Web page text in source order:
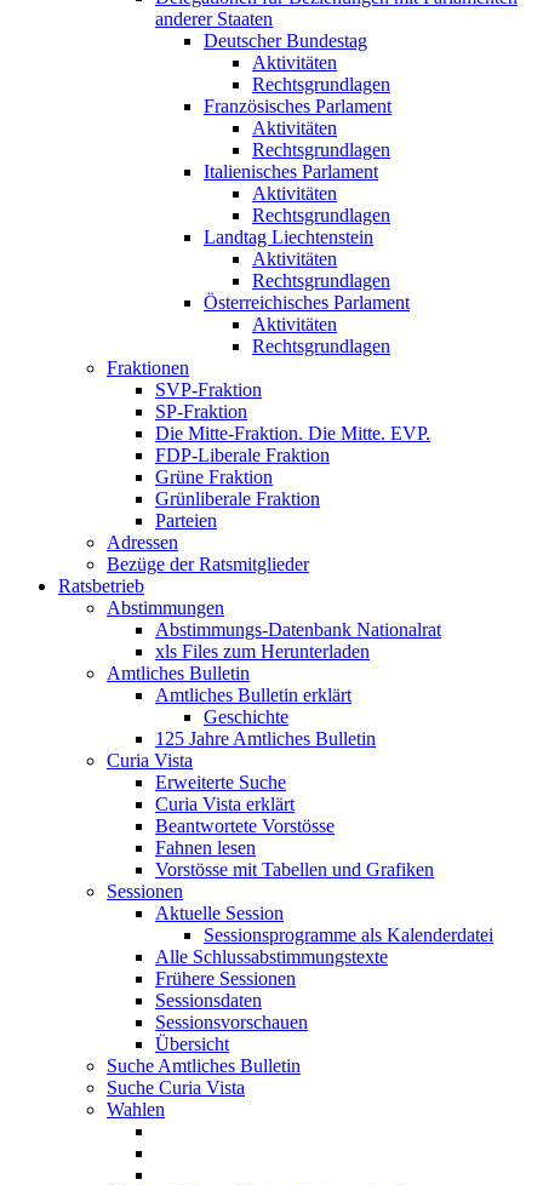
anderer Staaten
Deutscher Bundestag
Aktivitäten
Rechtsgrundlagen
Französisches Parlament
Aktivitäten
Rechtsgrundlagen
Italienisches Parlament
Aktivitäten
Rechtsgrundlagen
Landtag Liechtenstein
Aktivitäten
Rechtsgrundlagen
Österreichisches Parlament
Aktivitäten
Rechtsgrundlagen
Fraktionen
SVP-Fraktion
SP-Fraktion
Die Mitte-Fraktion. Die Mitte. EVP.
FDP-Liberale Fraktion
Grüne Fraktion
Grünliberale Fraktion
Parteien
Adressen
Bezüge der Ratsmitglieder
Ratsbetrieb
Abstimmungen
Abstimmungs-Datenbank Nationalrat
xls Files zum Herunterladen
Amtliches Bulletin
Amtliches Bulletin erklärt
Geschichte
125 Jahre Amtliches Bulletin
Curia Vista
Erweiterte Suche
Curia Vista erklärt
Beantwortete Vorstösse
Fahnen lesen
Vorstösse mit Tabellen und Grafiken
Sessionen
Aktuelle Session
Sessionsprogramme als Kalenderdatei
Alle Schlussabstimmungstexte
Frühere Sessionen
Sessionsdaten
Sessionsvorschauen
Übersicht
Suche Amtliches Bulletin
Suche Curia Vista
Wahlen